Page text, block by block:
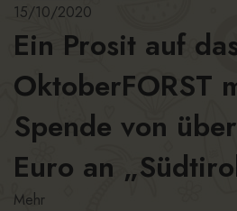
15/10/2020
Ein Prosit auf
OktoberFORST
Spende von
Euro an
Mehr